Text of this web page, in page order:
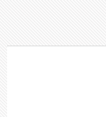
設備整
加組織
選定さ
る電力
事業者
系統連
した
狭視野
ケーブ